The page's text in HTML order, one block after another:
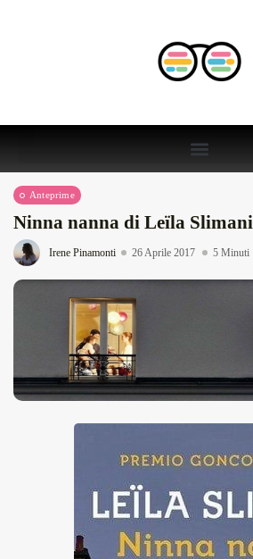
Anteprime
Ninna nanna di Leïla Slimani
Irene Pinamonti 26 Aprile 2017 5 Minuti